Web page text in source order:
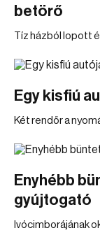
betörő
Tíz házból lopott
Egy kisfiú
Két rendőr a
Enyhébb
gyújtogató
Ivócimborájának